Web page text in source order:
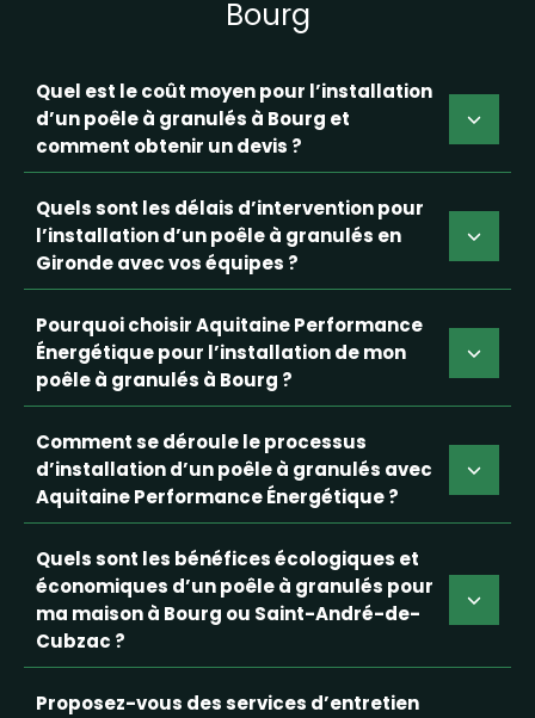
Bourg
Quel est le coût moyen pour l’installation
d’un poêle à granulés à Bourg et
comment obtenir un devis ?
Quels sont les délais d’intervention pour
l’installation d’un poêle à granulés en
Gironde avec vos équipes ?
Pourquoi choisir Aquitaine Performance
Énergétique pour l’installation de mon
poêle à granulés à Bourg ?
Comment se déroule le processus
d’installation d’un poêle à granulés avec
Aquitaine Performance Énergétique ?
Quels sont les bénéfices écologiques et
économiques d’un poêle à granulés pour
ma maison à Bourg ou Saint-André-de-
Cubzac ?
Proposez-vous des services d’entretien